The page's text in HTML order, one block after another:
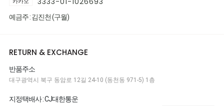
카카오
예금주 : 김진천 (구월)
RETURN & EXCHANGE
반품주소
대구광역시 북구 동암로 12길 24-10 (동천동 971-5) 1층
지정택배사 : CJ대한통운